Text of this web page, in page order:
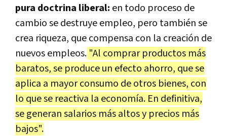
pura doctrina liberal: en todo proceso de
cambio se destruye empleo, pero también se
crea riqueza, que compensa con la creación de
nuevos empleos. "Al comprar productos más
baratos, se produce un efecto ahorro, que se
aplica a mayor consumo de otros bienes, con
lo que se reactiva la economía. En definitiva,
se generan salarios más altos y precios más
bajos".